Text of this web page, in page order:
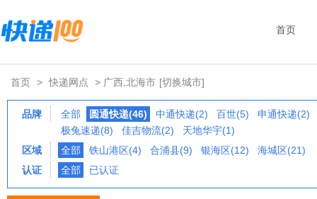
首页
首页 > 快递网点 > 广西,北海市 [切换城市]
品牌 全部 圆通快递(46) 中通快递(2) 百世(5)
申通快递(2)
极兔速递(8)
佳吉物流(2)
天地华宇(1)
区域
全部 铁山港区(4) 合浦县(9) 银海区(12)
海城区(21)
认证
全部 已认证